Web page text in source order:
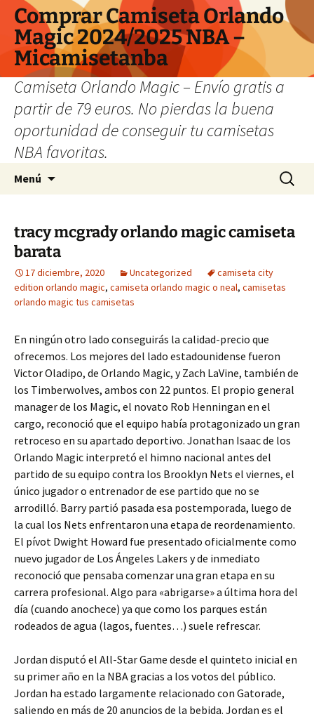
Comprar Camiseta Orlando
Magic 2024/2025 NBA –
Micamisetanba
Camiseta Orlando Magic – Envío gratis a
partir de 79 euros. No pierdas la buena
oportunidad de conseguir tu camisetas
NBA favoritas.
Menú Buscar:
tracy mcgrady orlando magic camiseta
barata
17 diciembre, 2020 Uncategorized
camiseta city
edition orlando magic, camiseta orlando magic o neal, camisetas
orlando magic tus camisetas
En ningún otro lado conseguirás la calidad-precio que
ofrecemos. Los mejores del lado estadounidense fueron
Victor Oladipo, de Orlando Magic, y Zach LaVine, también de
los Timberwolves, ambos con 22 puntos. El propio general
manager de los Magic, el novato Rob Henningan en el
cargo, reconoció que el equipo había protagonizado un gran
retroceso en su apartado deportivo. Jonathan Isaac de los
Orlando Magic interpretó el himno nacional antes del
partido de su equipo contra los Brooklyn Nets el viernes, el
único jugador o entrenador de ese partido que no se
arrodilló. Barry partió pasada esa postemporada, luego de
la cual los Nets enfrentaron una etapa de reordenamiento.
El pívot Dwight Howard fue presentado oficialmente como
nuevo jugador de Los Ángeles Lakers y de inmediato
reconoció que pensaba comenzar una gran etapa en su
carrera profesional. Algo para «abrigarse» a última hora del
día (cuando anochece) ya que como los parques están
rodeados de agua (lagos, fuentes…) suele refrescar.
Jordan disputó el All-Star Game desde el quinteto inicial en
su primer año en la NBA gracias a los votos del público.
Jordan ha estado largamente relacionado con Gatorade,
saliendo en más de 20 anuncios de la bebida. Jordan es el